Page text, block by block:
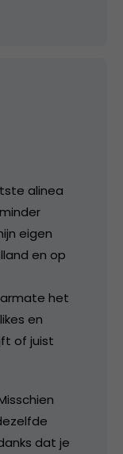
alinea
eigen
en op
het
en
of juist
dat je